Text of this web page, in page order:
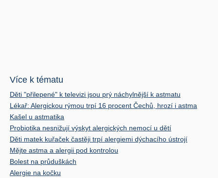
Více k tématu
Děti "přilepené" k televizi jsou prý náchylnější k astmatu
Lékař: Alergickou rýmou trpí 16 procent Čechů, hrozí i astma
Kašel u astmatika
Probiotika nesnižují výskyt alergických nemocí u dětí
Děti matek kuřaček častěji trpí alergiemi dýchacího ústrojí
Mějte astma a alergii pod kontrolou
Bolest na průduškách
Alergie na kočku